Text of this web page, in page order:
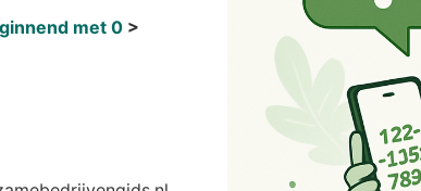
met 0